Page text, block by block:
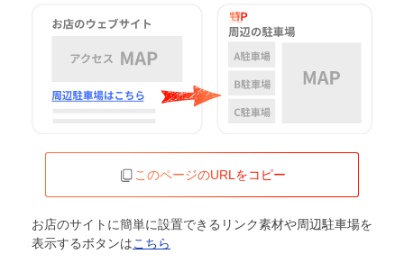
このページのURLをコピー
お店のサイトに簡単に設置できるリンク素材や周辺駐車場を
表示するボタンはこちら